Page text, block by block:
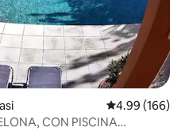
Calificación
4.99 (166)
CON PISCINA